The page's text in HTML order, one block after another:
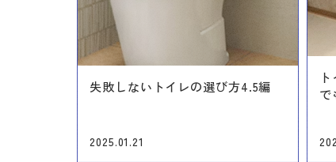
失敗しないトイレの選び方4.5編
2025.01.21
で